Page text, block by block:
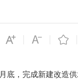
，完成新建改造供